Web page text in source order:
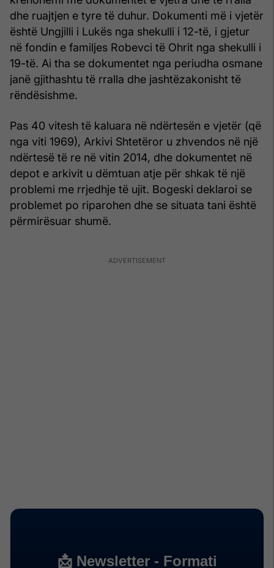
dhe ruajtjen e tyre të duhur. Dokumenti më i vjetër
është Ungjilli i Lukës nga shekulli i 12-të, i gjetur
në fondin e familjes Robevci të Ohrit nga shekulli i
19-të. Ai tha se dokumentet nga periudha osmane
janë gjithashtu të rralla dhe jashtëzakonisht të
rëndësishme.
Pas 40 vitesh të kaluara në ndërtesën e vjetër (që
nga viti 1969), Arkivi Shtetëror u zhvendos në një
ndërtesë të re në vitin 2014, dhe dokumentet në
depot e arkivit u dëmtuan atje për shkak të një
problemi me rrjedhje të ujit. Bogeski deklaroi se
problemet po riparohen dhe se situata tani është
përmirësuar shumë.